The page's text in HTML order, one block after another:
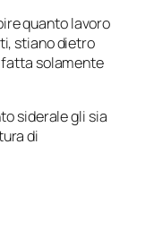
quanto lavoro
stiano dietro
fatta solamente
siderale gli sia
di